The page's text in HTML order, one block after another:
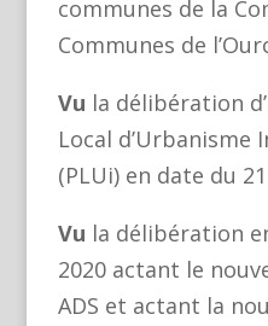
communes de la
Communes de
Vu la délibération
Local d’Urbanisme
(PLUi) en date du
Vu la délibération
2020 actant le
ADS et actant la